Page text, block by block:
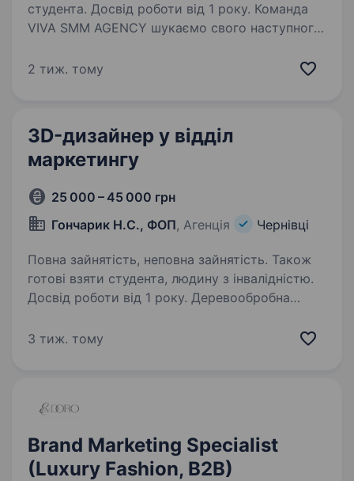
студента. Досвід роботи від 1 року. Команда
VIVA SMM AGENCY шукаємо свого наступного
почуттям смаку та світобаченням, тоді ми вже
2 тиж. тому
3D-дизайнер у відділ
маркетингу
25 000 – 45 000 грн
Гончарик Н.С., ФОП, Агенція Чернівці
Повна зайнятість, неповна зайнятість. Також
готові взяти студента, людину з інвалідністю.
Досвід роботи від 1 року. Деревообробна
що володіє навичками 3D дизайнера
клієнтів…
3 тиж. тому
Brand Marketing Specialist
(Luxury Fashion, B2B)